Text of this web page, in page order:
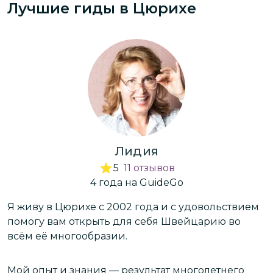
Лучшие гиды в Цюрихе
Лидия
5 11 отзывов
4 года на GuideGo
Я живу в Цюрихе с 2002 года и с удовольствием
помогу вам открыть для себя Швейцарию во
всём её многообразии.
Мой опыт и знания — результат многолетнего